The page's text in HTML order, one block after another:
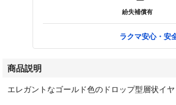
紛失補償有
ラクマ安心・安
商品説明
エレガントなゴールド色のドロップ型層状イヤ